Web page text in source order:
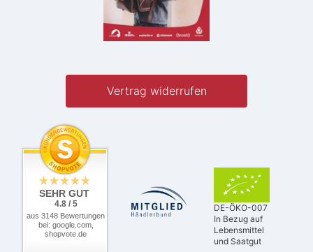
Vertrag widerrufen
SEHR GUT
4.8 / 5
aus 3148 Bewertungen
bei: google.com,
shopvote.de
DE-ÖKO-007
In Bezug auf
Lebensmittel
und Saatgut